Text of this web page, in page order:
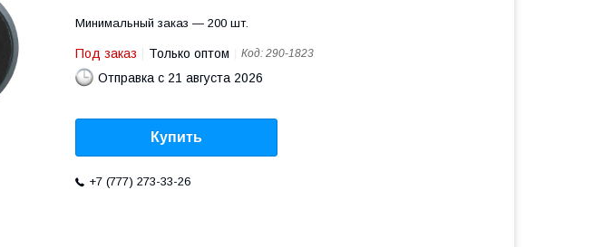
Минимальный заказ — 200 шт.
Под заказ Только оптом Код: 290-1823
Отправка с 21 августа 2026
Купить
+7 (777) 273-33-26